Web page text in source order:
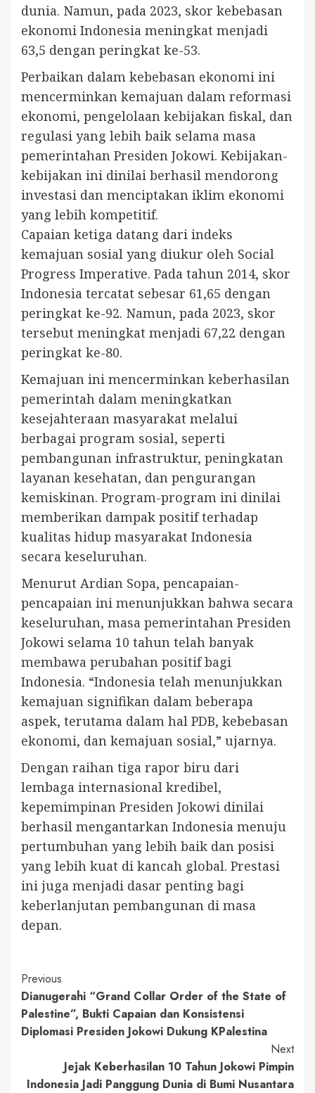
dunia. Namun, pada 2023, skor kebebasan
ekonomi Indonesia meningkat menjadi
63,5 dengan peringkat ke-53.
Perbaikan dalam kebebasan ekonomi ini
mencerminkan kemajuan dalam reformasi
ekonomi, pengelolaan kebijakan fiskal, dan
regulasi yang lebih baik selama masa
pemerintahan Presiden Jokowi. Kebijakan-
kebijakan ini dinilai berhasil mendorong
investasi dan menciptakan iklim ekonomi
yang lebih kompetitif.
Capaian ketiga datang dari indeks
kemajuan sosial yang diukur oleh Social
Progress Imperative. Pada tahun 2014, skor
Indonesia tercatat sebesar 61,65 dengan
peringkat ke-92. Namun, pada 2023, skor
tersebut meningkat menjadi 67,22 dengan
peringkat ke-80.
Kemajuan ini mencerminkan keberhasilan
pemerintah dalam meningkatkan
kesejahteraan masyarakat melalui
berbagai program sosial, seperti
pembangunan infrastruktur, peningkatan
layanan kesehatan, dan pengurangan
kemiskinan. Program-program ini dinilai
memberikan dampak positif terhadap
kualitas hidup masyarakat Indonesia
secara keseluruhan.
Menurut Ardian Sopa, pencapaian-
pencapaian ini menunjukkan bahwa secara
keseluruhan, masa pemerintahan Presiden
Jokowi selama 10 tahun telah banyak
membawa perubahan positif bagi
Indonesia. “Indonesia telah menunjukkan
kemajuan signifikan dalam beberapa
aspek, terutama dalam hal PDB, kebebasan
ekonomi, dan kemajuan sosial,” ujarnya.
Dengan raihan tiga rapor biru dari
lembaga internasional kredibel,
kepemimpinan Presiden Jokowi dinilai
berhasil mengantarkan Indonesia menuju
pertumbuhan yang lebih baik dan posisi
yang lebih kuat di kancah global. Prestasi
ini juga menjadi dasar penting bagi
keberlanjutan pembangunan di masa
depan.
Continue
Reading
Previous
Dianugerahi “Grand Collar Order of the State of
Palestine”, Bukti Capaian dan Konsistensi
Diplomasi Presiden Jokowi Dukung KPalestina
Next
Jejak Keberhasilan 10 Tahun Jokowi Pimpin
Indonesia Jadi Panggung Dunia di Bumi Nusantara